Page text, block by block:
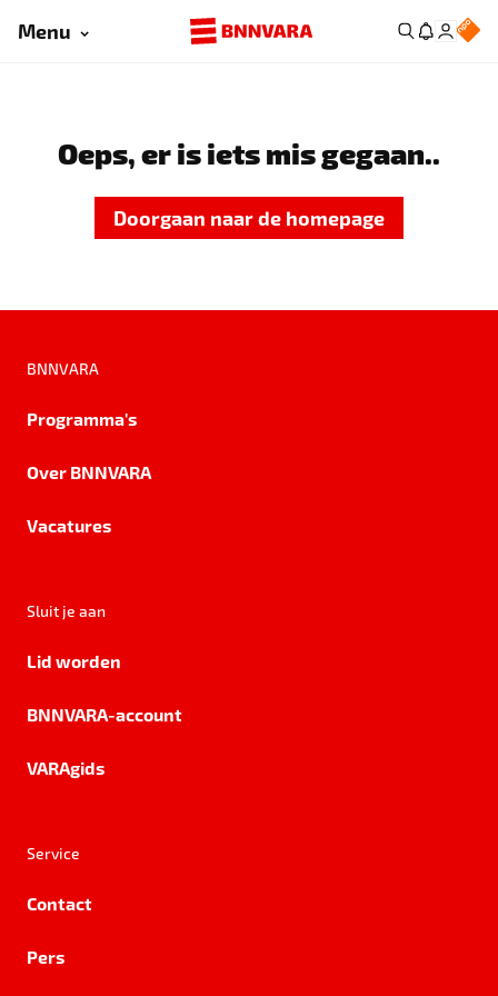
Menu
Oeps, er is iets mis gegaan..
Doorgaan naar de homepage
BNNVARA
Programma's
Over BNNVARA
Vacatures
Sluit je aan
Lid worden
BNNVARA-account
VARAgids
Service
Contact
Pers